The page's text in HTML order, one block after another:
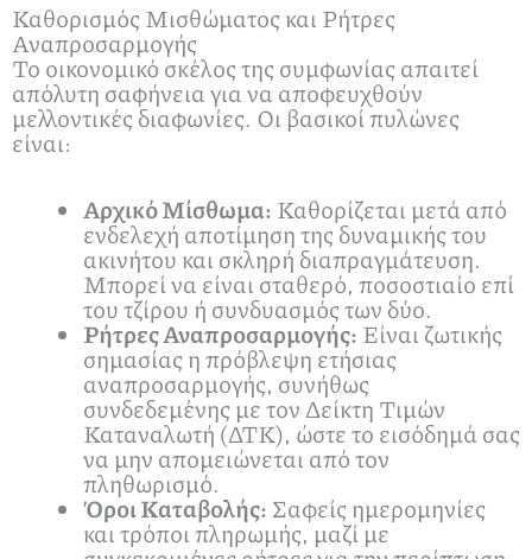
Καθορισμός Μισθώματος και Ρήτρες
Αναπροσαρμογής
Το οικονομικό σκέλος της συμφωνίας απαιτεί
απόλυτη σαφήνεια για να αποφευχθούν
μελλοντικές διαφωνίες. Οι βασικοί πυλώνες
είναι:
Αρχικό Μίσθωμα: Καθορίζεται μετά από
ενδελεχή αποτίμηση της δυναμικής του
ακινήτου και σκληρή διαπραγμάτευση.
Μπορεί να είναι σταθερό, ποσοστιαίο επί
του τζίρου ή συνδυασμός των δύο.
Ρήτρες Αναπροσαρμογής: Είναι ζωτικής
σημασίας η πρόβλεψη ετήσιας
αναπροσαρμογής, συνήθως
συνδεδεμένης με τον Δείκτη Τιμών
Καταναλωτή (ΔΤΚ), ώστε το εισόδημά σας
να μην απομειώνεται από τον
πληθωρισμό.
Όροι Καταβολής: Σαφείς ημερομηνίες
και τρόποι πληρωμής, μαζί με